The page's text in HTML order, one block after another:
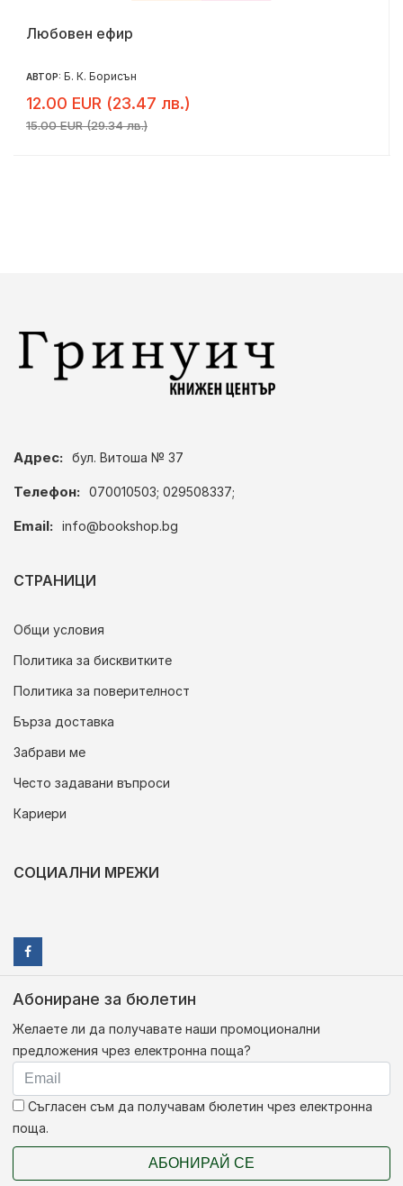
Любовен ефир
АВТОР: Б. К. Борисън
12.00 EUR (23.47 лв.)
15.00 EUR (29.34 лв.)
Адрес: бул. Витоша № 37
Телефон: 070010503; 029508337;
Email: info@bookshop.bg
СТРАНИЦИ
Общи условия
Политика за бисквитките
Политика за поверителност
Бърза доставка
Забрави ме
Често задавани въпроси
Кариери
СОЦИАЛНИ МРЕЖИ
Абониране за бюлетин
Желаете ли да получавате наши промоционални
предложения чрез електронна поща?
Съгласен съм да получавам бюлетин чрез електронна
поща.
АБОНИРАЙ СЕ